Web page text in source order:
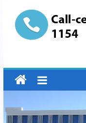
hududiy
elektr